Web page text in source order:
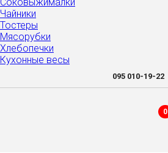
Чайники
Тостеры
Мясорубки
Хлебопечки
Кухонные весы
095 010-19-22
0